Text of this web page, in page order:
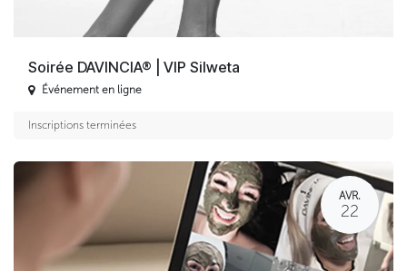
Soirée DAVINCIA® | VIP Silweta
Événement en ligne
Inscriptions terminées
AVR.
22